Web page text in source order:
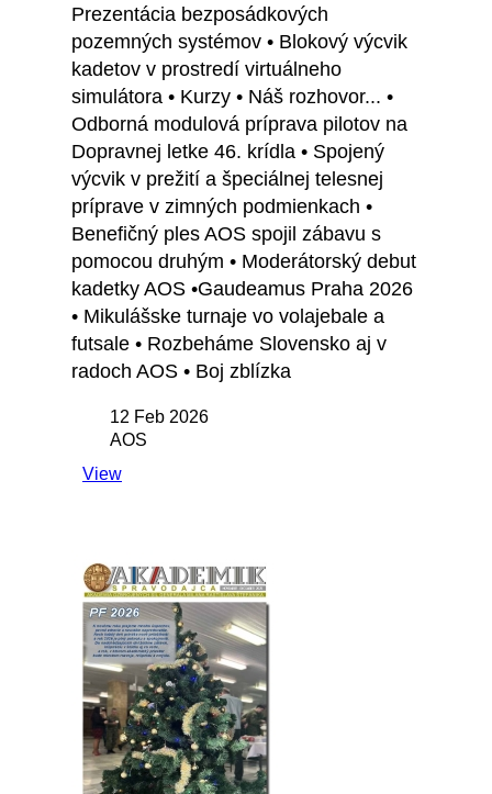
Prezentácia bezposádkových
pozemných systémov • Blokový výcvik
kadetov v prostredí virtuálneho
simulátora • Kurzy • Náš rozhovor... •
Odborná modulová príprava pilotov na
Dopravnej letke 46. krídla • Spojený
výcvik v prežití a špeciálnej telesnej
príprave v zimných podmienkach •
Benefičný ples AOS spojil zábavu s
pomocou druhým • Moderátorský debut
kadetky AOS •Gaudeamus Praha 2026
• Mikulášske turnaje vo volajebale a
futsale • Rozbeháme Slovensko aj v
radoch AOS • Boj zblízka
12 Feb 2026
AOS
View